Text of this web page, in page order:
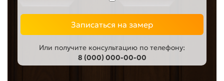
Записаться на замер
Или получите консультацию по телефону:
8 (000) 000-00-00